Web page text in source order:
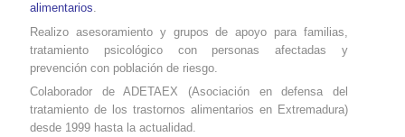
alimentarios.
Realizo asesoramiento y grupos de apoyo para familias,
tratamiento psicológico con personas afectadas y
prevención con población de riesgo.
Colaborador de ADETAEX (Asociación en defensa del
tratamiento de los trastornos alimentarios en Extremadura)
desde 1999 hasta la actualidad.